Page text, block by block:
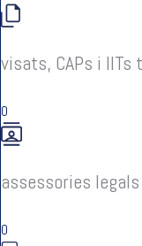
visats, CAPs i
0
assessories legals
0